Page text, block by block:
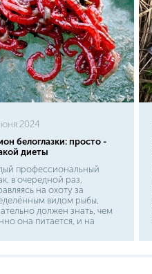
2024
белоглазки: просто -
диеты
профессиональный
в очередной раз,
на охоту за
видом рыбы,
должен знать, чем
она питается, и на
И именно от её